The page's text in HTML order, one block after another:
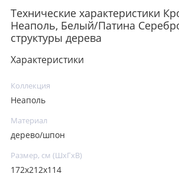
Технические характеристики
Неаполь, Белый/Патина
структуры дерева
Характеристики
Коллекция
Неаполь
Материал
дерево/шпон
Размер, см (ШхГхВ)
172х212х114